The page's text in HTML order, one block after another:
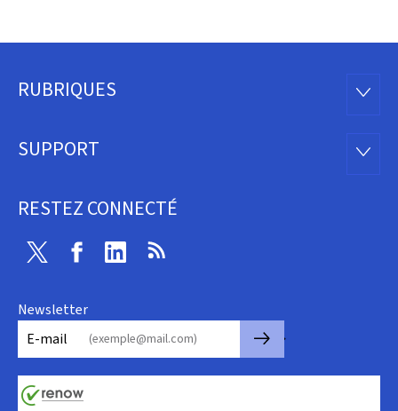
Pied
page
RUBRIQUES
SUPPORT
RESTEZ CONNECTÉ
Twitter FacebookLinkedin
Newsletter
E-mail
🡒